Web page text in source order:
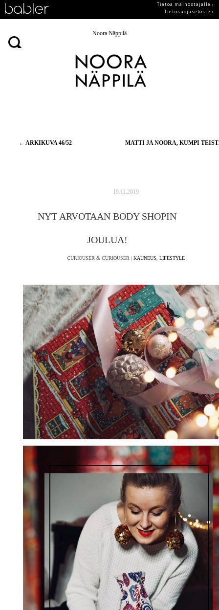
Tietoa mainostajalle ›
Tietosuojaseloste ›
Noora Näppilä
Artikkelien
← ARKIKUVA 46/52 MATTI JA NOORA, KUMPI
19.11.2019
NYT ARVOTAAN BODY SHOPIN
JOULUA!
CURIOUSER & CURIOUSER | KAUNEUS LIFESTYLE